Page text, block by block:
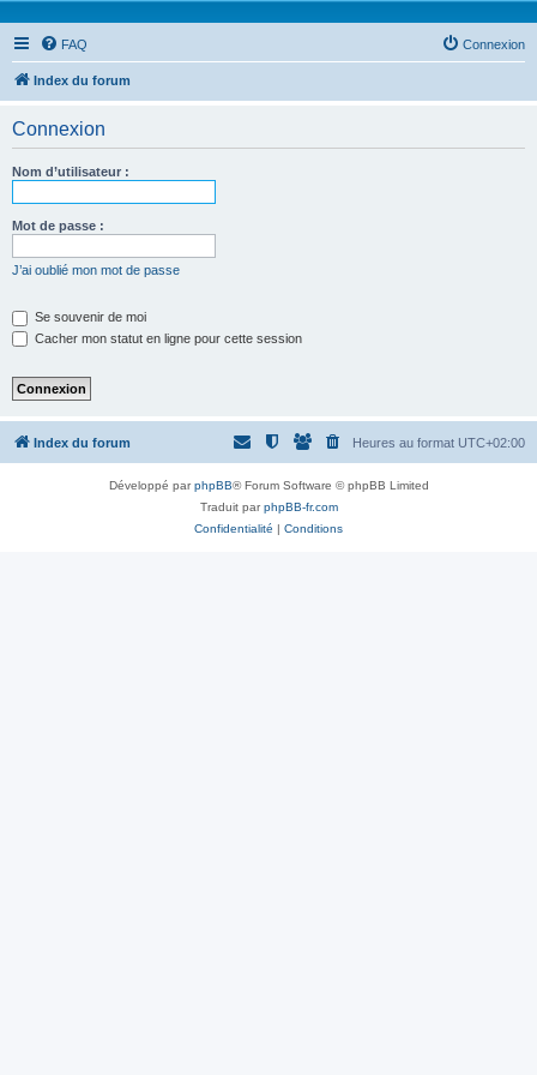
FAQ Connexion
Index du forum
Connexion
Nom d’utilisateur :
Mot de passe :
J’ai oublié mon mot de passe
Se souvenir de moi
Cacher mon statut en ligne pour cette session
Index du forum Heures au format UTC+02:00
Développé parphpBB® Forum Software © phpBB Limited
Traduit parphpBB-fr.com
Confidentialité | Conditions